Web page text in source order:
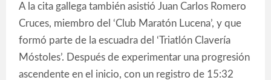
A la cita gallega también asistió Juan Carlos Romero
Cruces, miembro del ‘Club Maratón Lucena’, y que
formó parte de la escuadra del ‘Triatlón Clavería
Móstoles’. Después de experimentar una progresión
ascendente en el inicio, con un registro de 15:32